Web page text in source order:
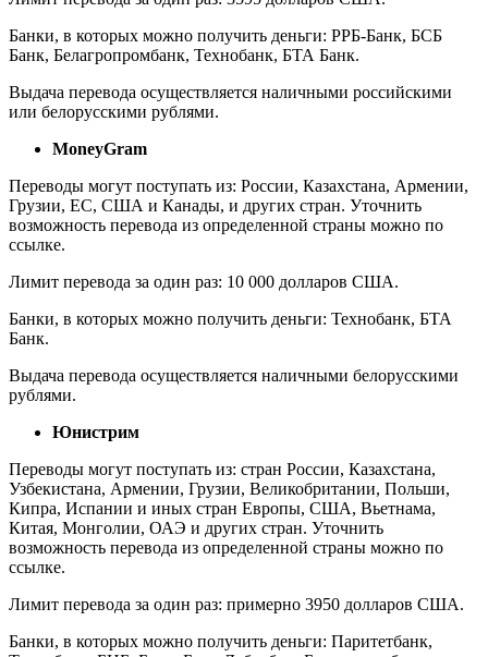
Банки, в которых можно получить деньги: РРБ-Банк, БСБ
Банк, Белагропромбанк, Технобанк, БТА Банк.
Выдача перевода осуществляется наличными российскими
или белорусскими рублями.
MoneyGram
Переводы могут поступать из: России, Казахстана, Армении,
Грузии, ЕС, США и Канады, и других стран. Уточнить
возможность перевода из определенной страны можно по
ссылке.
Лимит перевода за один раз: 10 000 долларов США.
Банки, в которых можно получить деньги: Технобанк, БТА
Банк.
Выдача перевода осуществляется наличными белорусскими
рублями.
Юнистрим
Переводы могут поступать из: стран России, Казахстана,
Узбекистана, Армении, Грузии, Великобритании, Польши,
Кипра, Испании и иных стран Европы, США, Вьетнама,
Китая, Монголии, ОАЭ и других стран. Уточнить
возможность перевода из определенной страны можно по
ссылке.
Лимит перевода за один раз: примерно 3950 долларов США.
Банки, в которых можно получить деньги: Паритетбанк,